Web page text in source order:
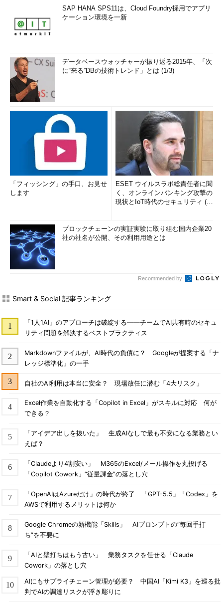
SAP HANA SPS11は、Cloud Foundry採用でアプリ
ケーション環境を一新
データベースウォッチャーが振り返る2015年、「次
に“来る”DBの技術トレンド」とは (1/3)
「フィッシング」の手口、お見せ
します
ESET ウイルスラボ総責任者に聞
く、オンラインバンキング攻撃の
現状とIoT時代のセキュリティ (1/
ブロックチェーンの実証実験に取り組む国内企業20
社の社名が公開、その利用用途とは
Recommended by
Smart & Social 記事ランキング
「1人1AI」のアプローチは破綻する――チームでAI共有時のセキュ
リティ問題を解決するベストプラクティス
Markdownファイルが、AI時代の負債に？ Googleが提案する「ナ
レッジ標準化」の一手
自社のAI利用は本当に安全？ 現場放任に潜む「4大リスク」
Excel作業を自動化する「Copilot in Excel」がスキルに対応 何が
できる？
「アイデア出しを抜いた」 生成AIなしで最も不安になる業務とい
えば？
「Claudeより4割安い」 M365のExcel/メール操作を丸投げる
「Copilot Cowork」“従量課金”の落とし穴
「OpenAIはAzureだけ」の時代が終了 「GPT-5.5」「Codex」を
AWSで利用するメリットは何か
Google Chromeの新機能「Skills」 AIプロンプトの“毎回手打
ち”を不要に
「AIと壁打ちはもう古い」 業務タスクを任せる「Claude
Cowork」の落とし穴
AIにもサプライチェーン管理が必要？ 中国AI「Kimi K3」を巡る批
判でAIの調達リスクが浮き彫りに